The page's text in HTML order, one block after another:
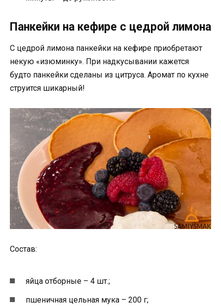
Панкейки на кефире с цедрой лимона
С цедрой лимона панкейки на кефире приобретают
некую «изюминку». При надкусывании кажется
будто панкейки сделаны из цитруса. Аромат по кухне
струится шикарный!
Состав:
яйца отборные – 4 шт.;
пшеничная цельная мука – 200 г;